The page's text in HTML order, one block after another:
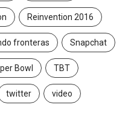
Reinvention 2016
fronteras Snapchat
Bowl TBT
twitter video